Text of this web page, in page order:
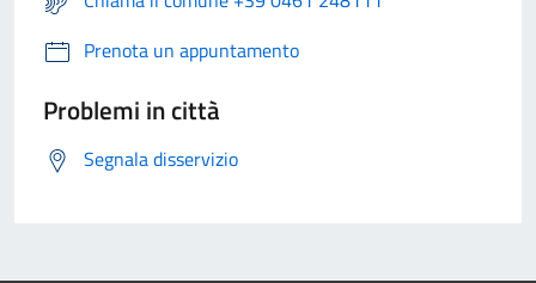
Prenota un appuntamento
Problemi in città
Segnala disservizio